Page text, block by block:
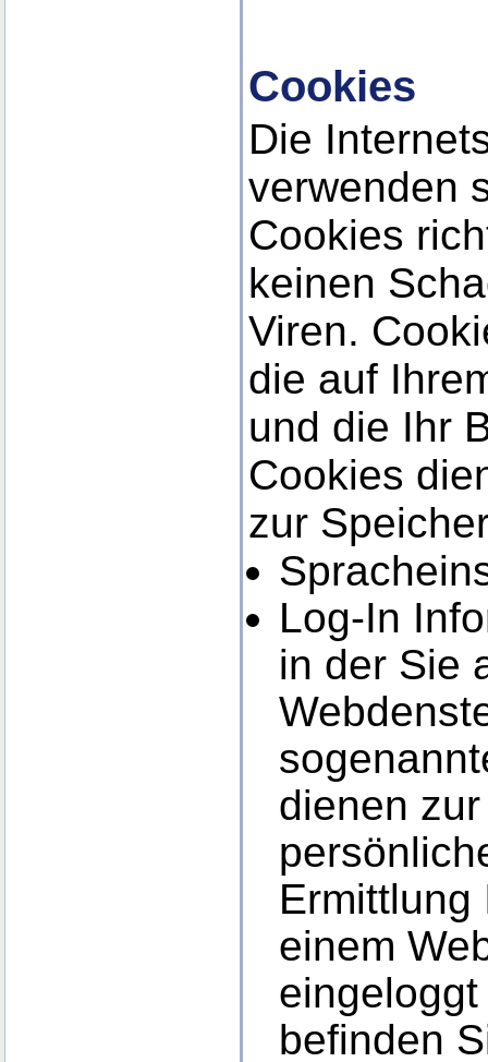
Cookies
Die
verwenden
Cookies
keinen
Viren.
die auf
und die Ihr
Cookies
zur
Log-In
in der Sie
dienen
einem
befinden